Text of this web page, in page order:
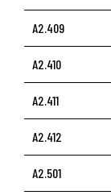
A2.409
A2.410
A2.411
A2.412
A2.501